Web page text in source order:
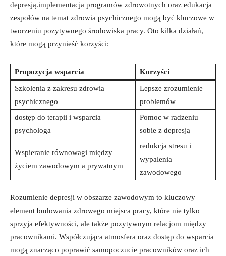
depresją.implementacja programów zdrowotnych oraz edukacja
zespołów ⁣na⁣ temat zdrowia psychicznego mogą być ‌kluczowe w
tworzeniu pozytywnego środowiska pracy. Oto kilka działań,
które mogą przynieść ⁤korzyści:
Propozycja wsparcia Korzyści
Szkolenia ​z zakresu‌ zdrowia
psychicznego
Lepsze zrozumienie
problemów
dostęp do ‍terapii i wsparcia
psychologa
Pomoc⁢ w ⁣radzeniu
sobie z depresją
Wspieranie równowagi między
‍życiem zawodowym a ⁣prywatnym
redukcja stresu i⁣
wypalenia
zawodowego
Rozumienie depresji w obszarze zawodowym to kluczowy
element budowania zdrowego⁣ miejsca pracy, które⁣ nie⁤ tylko
sprzyja ‌efektywności, ale także ‌pozytywnym relacjom między
pracownikami. Współczująca atmosfera​ oraz dostęp do wsparcia
⁣mogą znacząco ​poprawić samopoczucie⁣ pracowników oraz ich